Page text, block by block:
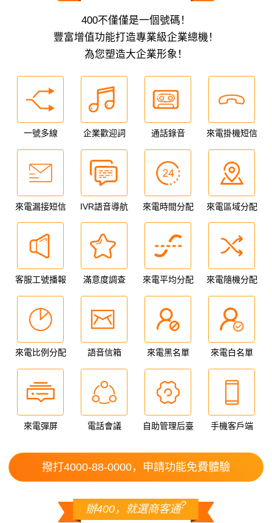
400不僅僅是一個號碼！
豐富增值功能打造專業級企業總機！
為您塑造大企業形象！
一號多線 企業歡迎詞 通話錄音 來電掛機短信
來電漏接短信 IVR語音導航 來電時間分配 來電區域分配
客服工號播報 滿意度調查 來電平均分配 來電隨機分配
來電比例分配 語音信箱 來電黑名單 來電白名單
來電彈屏 電話會議 自助管理后臺 手機客戶端
撥打4000-88-0000，申請功能免費體驗
辦400，就選商客通?